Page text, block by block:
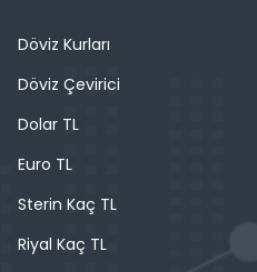
Döviz Kurları
Döviz Çevirici
Dolar TL
Euro TL
Sterin Kaç TL
Riyal Kaç TL